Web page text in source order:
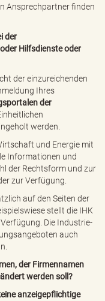
Ansprechpartner finden
der
Hilfsdienste oder
der einzureichenden
Ihres
der
werden.
und Energie mit
Informationen und
der Rechtsform und zur
zur Verfügung.
auf den Seiten der
stellt die IHK
Verfügung. Die Industrie-
auch
der Firmennamen
werden soll?
anzeigepflichtige